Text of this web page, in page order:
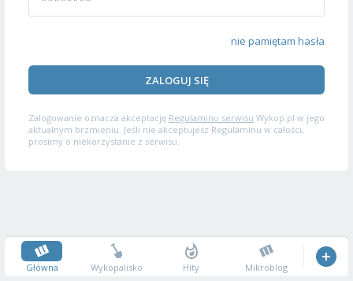
nie pamiętam hasła
ZALOGUJ SIĘ
Zalogowanie oznacza akceptację Regulaminu serwisu Wykop.pl w jego
aktualnym brzmieniu. Jeśli nie akceptujesz Regulaminu w całości,
prosimy o niekorzystanie z serwisu.
Główna Wykopalisko Hity Mikroblog